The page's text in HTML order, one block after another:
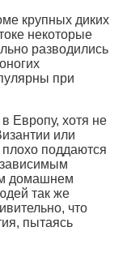
крупных диких
некоторые
разводились
при
Европу, хотя не
или
поддаются
домашнем
так же
что
пытаясь